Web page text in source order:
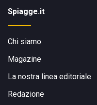
Spiagge.it
Chi siamo
Magazine
La nostra linea editoriale
Redazione